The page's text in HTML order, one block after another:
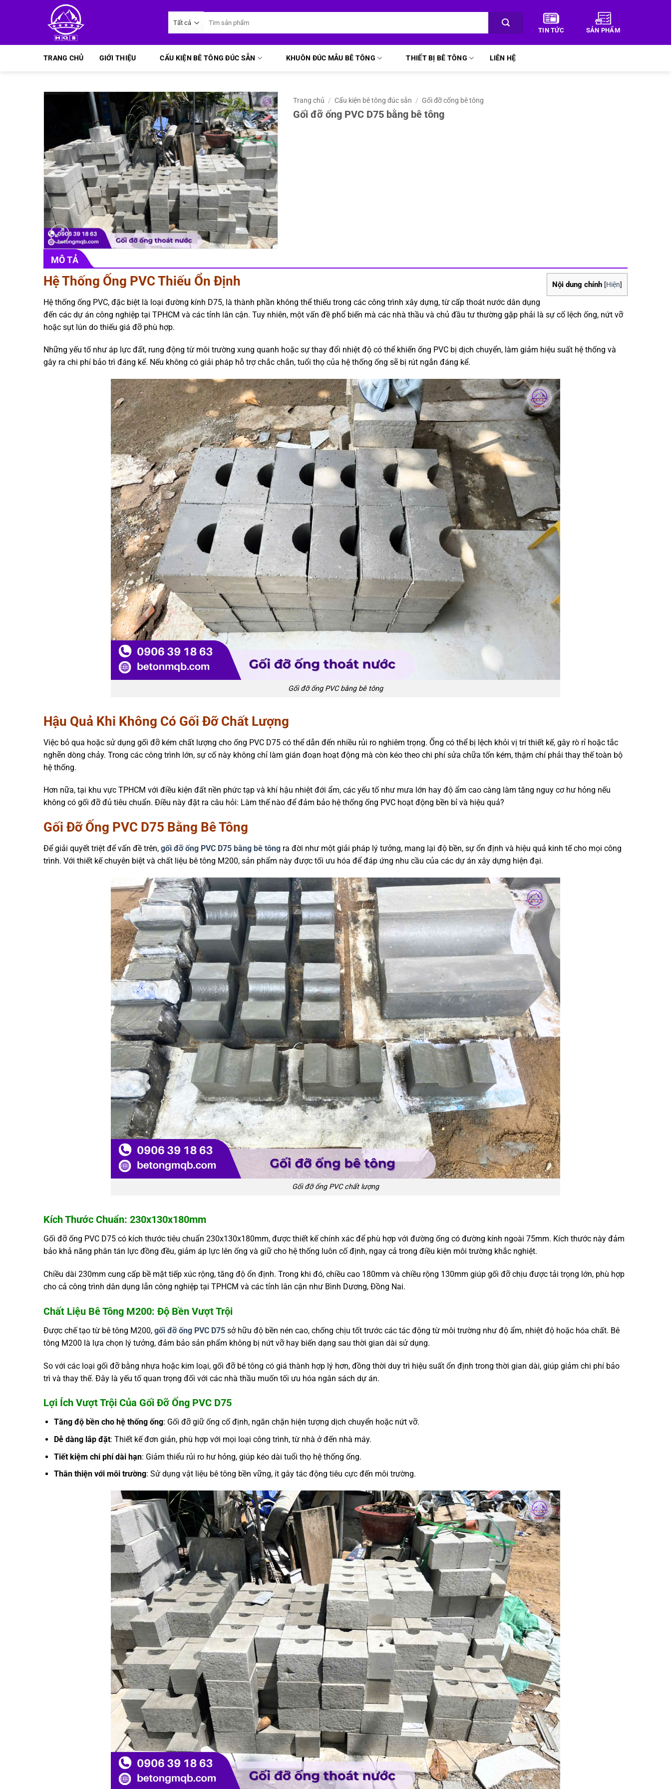
dung
kiếm:
TIN TỨC SẢN PHẨM
TRANG CHỦ GIỚI THIỆU CẤU KIỆN BÊ TÔNG ĐÚC SẴN KHUÔN ĐÚC MẪU BÊ TÔNG THIẾT BỊ BÊ TÔNG LIÊN HỆ
Trang chủ / Cấu kiện bê tông đúc sẵn / Gối đỡ cống bê tông
Gối đỡ ống PVC D75 bằng bê tông
MÔ TẢ
Nội dung chính [Hiện]
Hệ Thống Ống PVC Thiếu Ổn Định
Hệ thống ống PVC, đặc biệt là loại đường kính D75, là thành phần không thể thiếu trong các công trình xây dựng, từ cấp thoát nước dân dụng
đến các dự án công nghiệp tại TPHCM và các tỉnh lân cận. Tuy nhiên, một vấn đề phổ biến mà các nhà thầu và chủ đầu tư thường gặp phải là sự cố lệch ống, nứt vỡ
hoặc sụt lún do thiếu giá đỡ phù hợp.
Những yếu tố như áp lực đất, rung động từ môi trường xung quanh hoặc sự thay đổi nhiệt độ có thể khiến ống PVC bị dịch chuyển, làm giảm hiệu suất hệ thống và
gây ra chi phí bảo trì đáng kể. Nếu không có giải pháp hỗ trợ chắc chắn, tuổi thọ của hệ thống ống sẽ bị rút ngắn đáng kể.
Gối đỡ ống PVC bằng bê tông
Hậu Quả Khi Không Có Gối Đỡ Chất Lượng
Việc bỏ qua hoặc sử dụng gối đỡ kém chất lượng cho ống PVC D75 có thể dẫn đến nhiều rủi ro nghiêm trọng. Ống có thể bị lệch khỏi vị trí thiết kế, gây rò rỉ hoặc tắc
nghẽn dòng chảy. Trong các công trình lớn, sự cố này không chỉ làm gián đoạn hoạt động mà còn kéo theo chi phí sửa chữa tốn kém, thậm chí phải thay thế toàn bộ
hệ thống.
Hơn nữa, tại khu vực TPHCM với điều kiện đất nền phức tạp và khí hậu nhiệt đới ẩm, các yếu tố như mưa lớn hay độ ẩm cao càng làm tăng nguy cơ hư hỏng nếu
không có gối đỡ đủ tiêu chuẩn. Điều này đặt ra câu hỏi: Làm thế nào để đảm bảo hệ thống ống PVC hoạt động bền bỉ và hiệu quả?
Gối Đỡ Ống PVC D75 Bằng Bê Tông
Để giải quyết triệt để vấn đề trên, gối đỡ ống PVC D75 bằng bê tông ra đời như một giải pháp lý tưởng, mang lại độ bền, sự ổn định và hiệu quả kinh tế cho mọi công
trình. Với thiết kế chuyên biệt và chất liệu bê tông M200, sản phẩm này được tối ưu hóa để đáp ứng nhu cầu của các dự án xây dựng hiện đại.
Gối đỡ ống PVC chất lượng
Kích Thước Chuẩn: 230x130x180mm
Gối đỡ ống PVC D75 có kích thước tiêu chuẩn 230x130x180mm, được thiết kế chính xác để phù hợp với đường ống có đường kính ngoài 75mm. Kích thước này đảm
bảo khả năng phân tán lực đồng đều, giảm áp lực lên ống và giữ cho hệ thống luôn cố định, ngay cả trong điều kiện môi trường khắc nghiệt.
Chiều dài 230mm cung cấp bề mặt tiếp xúc rộng, tăng độ ổn định. Trong khi đó, chiều cao 180mm và chiều rộng 130mm giúp gối đỡ chịu được tải trọng lớn, phù hợp
cho cả công trình dân dụng lẫn công nghiệp tại TPHCM và các tỉnh lân cận như Bình Dương, Đồng Nai.
Chất Liệu Bê Tông M200: Độ Bền Vượt Trội
Được chế tạo từ bê tông M200, gối đỡ ống PVC D75 sở hữu độ bền nén cao, chống chịu tốt trước các tác động từ môi trường như độ ẩm, nhiệt độ hoặc hóa chất. Bê
tông M200 là lựa chọn lý tưởng, đảm bảo sản phẩm không bị nứt vỡ hay biến dạng sau thời gian dài sử dụng.
So với các loại gối đỡ bằng nhựa hoặc kim loại, gối đỡ bê tông có giá thành hợp lý hơn, đồng thời duy trì hiệu suất ổn định trong thời gian dài, giúp giảm chi phí bảo
trì và thay thế. Đây là yếu tố quan trọng đối với các nhà thầu muốn tối ưu hóa ngân sách dự án.
Lợi Ích Vượt Trội Của Gối Đỡ Ống PVC D75
Tăng độ bền cho hệ thống ống: Gối đỡ giữ ống cố định, ngăn chặn hiện tượng dịch chuyển hoặc nứt vỡ.
Dễ dàng lắp đặt: Thiết kế đơn giản, phù hợp với mọi loại công trình, từ nhà ở đến nhà máy.
Tiết kiệm chi phí dài hạn: Giảm thiểu rủi ro hư hỏng, giúp kéo dài tuổi thọ hệ thống ống.
Thân thiện với môi trường: Sử dụng vật liệu bê tông bền vững, ít gây tác động tiêu cực đến môi trường.